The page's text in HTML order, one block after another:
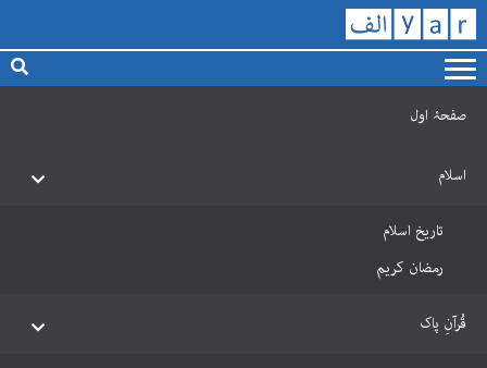
صفحۂ اول
اسلام
تاریخ اسلام
رمضان کریم
قُرآنِ پاک